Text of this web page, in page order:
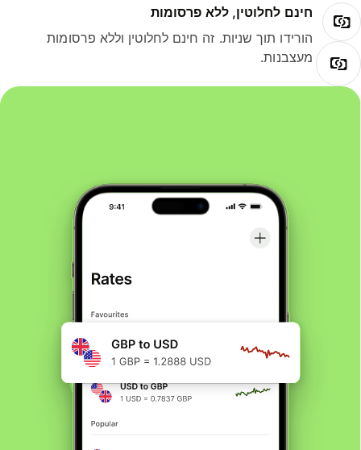
חינם לחלוטין, ללא פרסומות
הורידו תוך שניות. זה חינם לחלוטין וללא פרסומות
מעצבנות.